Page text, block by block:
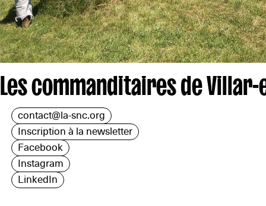
Les commanditaires de Villar-
contact@la-snc.org
Inscription à la newsletter
Facebook
Instagram
LinkedIn